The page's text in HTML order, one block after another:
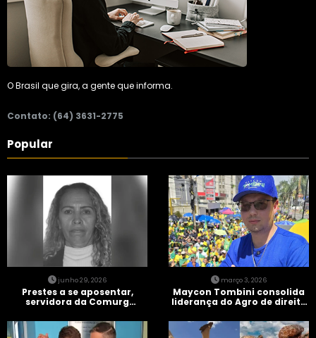
O Brasil que gira, a gente que informa.
Contato: (64) 3631-2775
Popular
junho 29, 2026
Prestes a se aposentar,
servidora da Comurg
entra em protocolo de
morte encefálica
março 3, 2026
Maycon Tombini consolida
liderança do Agro de direita
Brasil” em Goiânia